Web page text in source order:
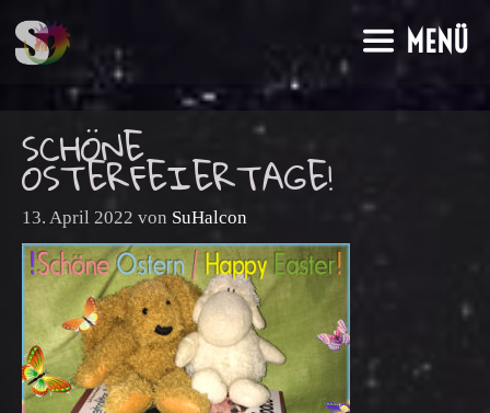
Inhalt
springen
MENÜ
SCHÖNE
OSTERFEIERTAGE!
13. April 2022 von SuHalcon